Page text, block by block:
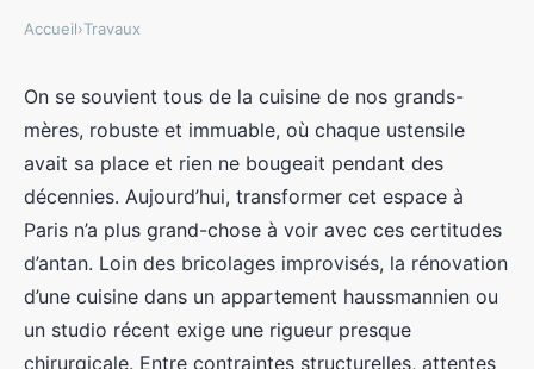
Optez pour une rénovation de
cuisine à Paris et maximisez
votre espace
Auberte• 06/04/2026 19:35•11 min de lecture
Accueil›Travaux
On se souvient tous de la cuisine de nos grands-
mères, robuste et immuable, où chaque ustensile
avait sa place et rien ne bougeait pendant des
décennies. Aujourd’hui, transformer cet espace à
Paris n’a plus grand-chose à voir avec ces certitudes
d’antan. Loin des bricolages improvisés, la rénovation
d’une cuisine dans un appartement haussmannien ou
un studio récent exige une rigueur presque
chirurgicale. Entre contraintes structurelles, attentes